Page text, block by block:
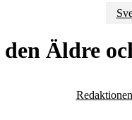
den Äldre
Redaktionen